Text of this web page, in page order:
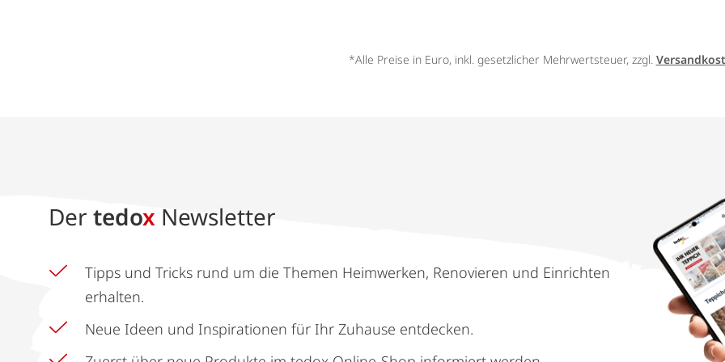
*Alle Preise in Euro, inkl. gesetzlicher Mehrwertsteuer, zzgl.
Der tedox Newsletter
Tipps und Tricks rund um die Themen Heimwerken, Renovieren und Einrichten
erhalten.
Neue Ideen und Inspirationen für Ihr Zuhause entdecken.